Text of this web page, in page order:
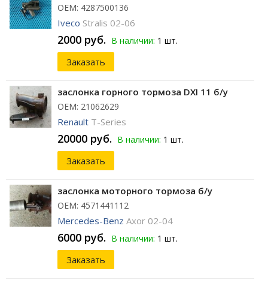
ОЕМ: 4287500136
Iveco Stralis 02-06
2000 руб. В наличии: 1 шт.
Заказать
заслонка горного тормоза DXI 11 б/у
ОЕМ: 21062629
Renault T-Series
20000 руб. В наличии: 1 шт.
Заказать
заслонка моторного тормоза б/у
ОЕМ: 4571441112
Mercedes-Benz Axor 02-04
6000 руб. В наличии: 1 шт.
Заказать